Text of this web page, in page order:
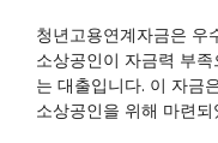
청년고용연계자금은 우
소상공인이 자금력 부
는 대출입니다. 이 자금
소상공인을 위해 마련되